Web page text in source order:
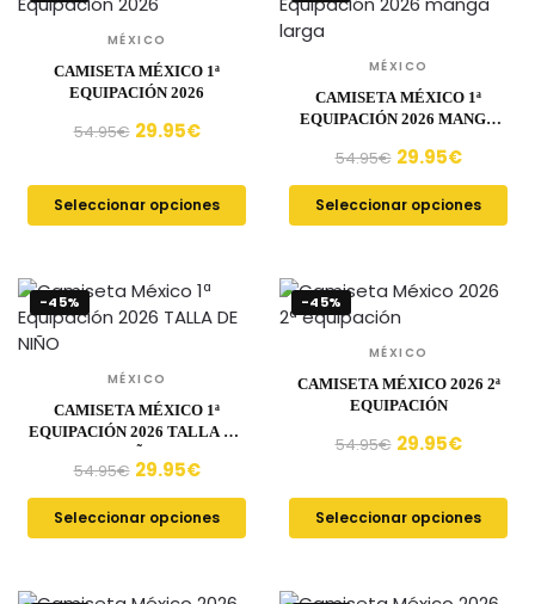
MÉXICO
CAMISETA MÉXICO 1ª
EQUIPACIÓN 2026
54.95€ 29.95€
Seleccionar opciones
MÉXICO
CAMISETA MÉXICO 1ª
EQUIPACIÓN 2026 MANGA
54.95€ 29.95€
Seleccionar opciones
-45%
MÉXICO
CAMISETA MÉXICO 1ª
EQUIPACIÓN 2026 TALLA DE
54.95€ 29.95€
Seleccionar opciones
-45%
MÉXICO
CAMISETA MÉXICO 2026 2ª
EQUIPACIÓN
54.95€ 29.95€
Seleccionar opciones